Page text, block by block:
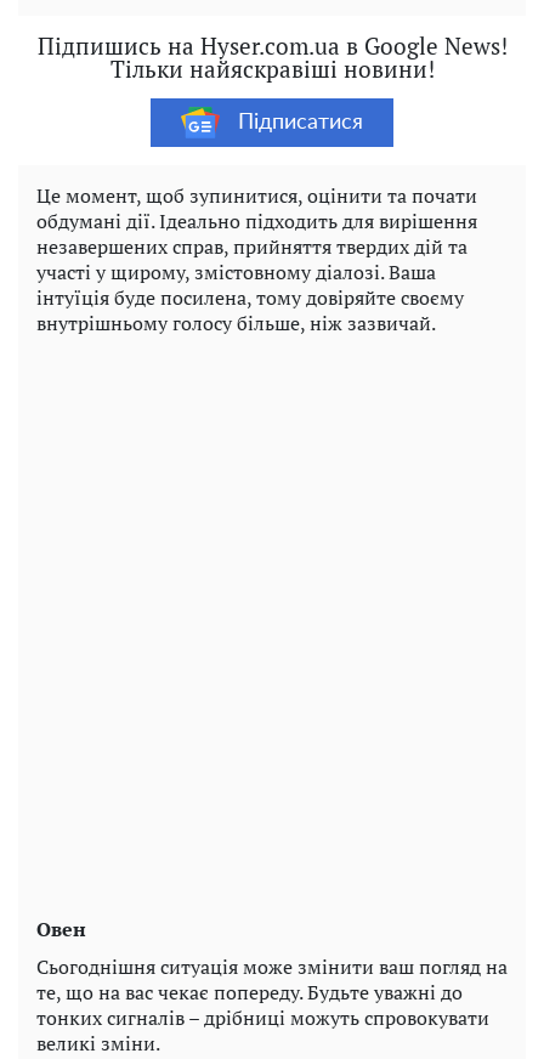
Підпишись на Hyser.com.ua в Google News!
Тільки найяскравіші новини!
Підписатися
Це момент, щоб зупинитися, оцінити та почати
обдумані дії. Ідеально підходить для вирішення
незавершених справ, прийняття твердих дій та
участі у щирому, змістовному діалозі. Ваша
інтуїція буде посилена, тому довіряйте своєму
внутрішньому голосу більше, ніж зазвичай.
Овен
Сьогоднішня ситуація може змінити ваш погляд на
те, що на вас чекає попереду. Будьте уважні до
тонких сигналів – дрібниці можуть спровокувати
великі зміни.